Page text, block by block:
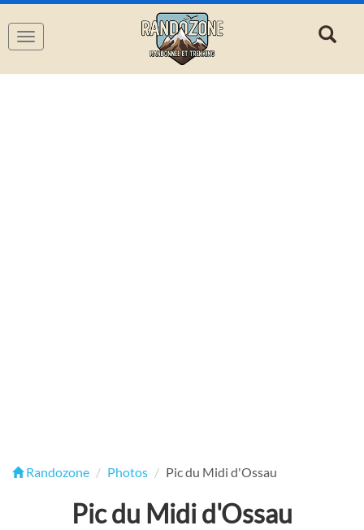
Navigation
Randozone Photos Pic du Midi d'Ossau
Pic du Midi d'Ossau